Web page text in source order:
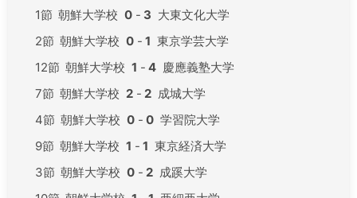
1節 朝鮮大学校 0 - 3 大東文化大学
2節 朝鮮大学校 0 - 1 東京学芸大学
12節 朝鮮大学校 1 - 4 慶應義塾大学
7節 朝鮮大学校 2 - 2 成城大学
4節 朝鮮大学校 0 - 0 学習院大学
9節 朝鮮大学校 1 - 1 東京経済大学
3節 朝鮮大学校 0 - 2 成蹊大学